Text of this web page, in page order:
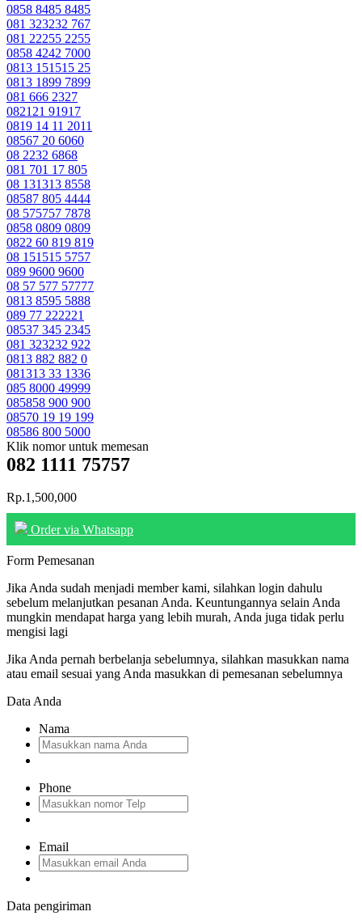
0858 8485 8485
081 323232 767
081 22255 2255
0858 4242 7000
0813 151515 25
0813 1899 7899
081 666 2327
082121 91917
0819 14 11 2011
08567 20 6060
08 2232 6868
081 701 17 805
08 131313 8558
08587 805 4444
08 575757 7878
0858 0809 0809
0822 60 819 819
08 151515 5757
089 9600 9600
08 57 577 57777
0813 8595 5888
089 77 222221
08537 345 2345
081 323232 922
0813 882 882 0
081313 33 1336
085 8000 49999
085858 900 900
08570 19 19 199
08586 800 5000
Klik nomor untuk memesan
082 1111 75757
Rp.1,500,000
Order via Whatsapp
Form Pemesanan
Jika Anda sudah menjadi member kami, silahkan login dahulu
sebelum melanjutkan pesanan Anda. Keuntungannya selain Anda
mungkin mendapat harga yang lebih murah, Anda juga tidak perlu
mengisi lagi
Jika Anda pernah berbelanja sebelumnya, silahkan masukkan nama
atau email sesuai yang Anda masukkan di pemesanan sebelumnya
Data Anda
Nama
Phone
Email
Data pengiriman